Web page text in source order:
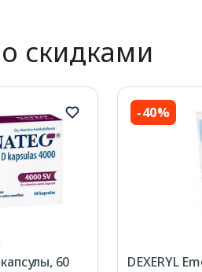
скидками
60
-40%
DEXERYL